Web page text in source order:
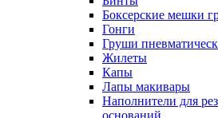
Боксерские мешки
Гонги
Груши
Жилеты
Капы
Лапы макивары
Наполнители для
оснований